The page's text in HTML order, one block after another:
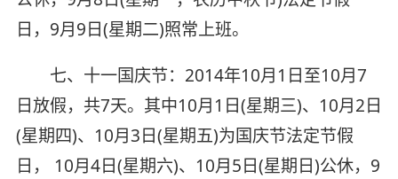
日，9月9日(星期二)照常上班。
七、十一国庆节：2014年10月1日至10月7
日放假，共7天。其中10月1日(星期三)、10月2日
(星期四)、10月3日(星期五)为国庆节法定节假
日， 10月4日(星期六)、10月5日(星期日)公休，9